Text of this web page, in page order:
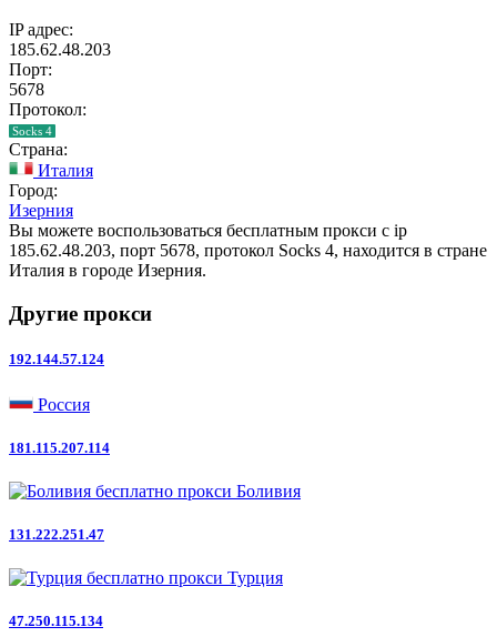
IP адрес:
185.62.48.203
Порт:
5678
Протокол:
Socks 4
Страна:
Италия
Город:
Изерния
Вы можете воспользоваться бесплатным прокси с ip
185.62.48.203, порт 5678, протокол Socks 4, находится в стране
Италия в городе Изерния.
Другие прокси
192.144.57.124
Россия
181.115.207.114
Боливия
131.222.251.47
Турция
47.250.115.134